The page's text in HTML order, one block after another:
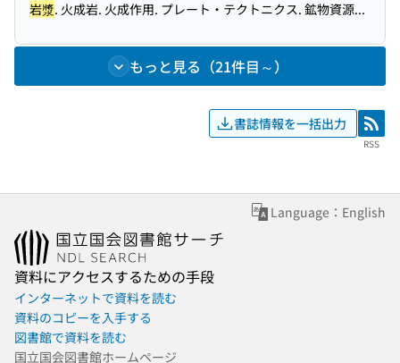
岩漿. 火成岩. 火成作用. プレート・テクトニクス. 鉱物資源...
もっと見る（21件目～）
書誌情報を一括出力 RSS
RSS
Language：English
資料にアクセスするための手段
インターネットで資料を読む
資料のコピーを入手する
図書館で資料を読む
国立国会図書館ホームページ